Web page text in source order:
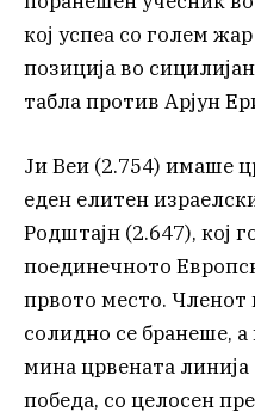
кој успеа со голем
позиција во
табла против Арјун
Ји Веи (2.754) имаше
еден елитен
Родштајн (2.647), кој
поединечното
првото место.
солидно се бранеше, а
мина црвената линија
победа, со целосен